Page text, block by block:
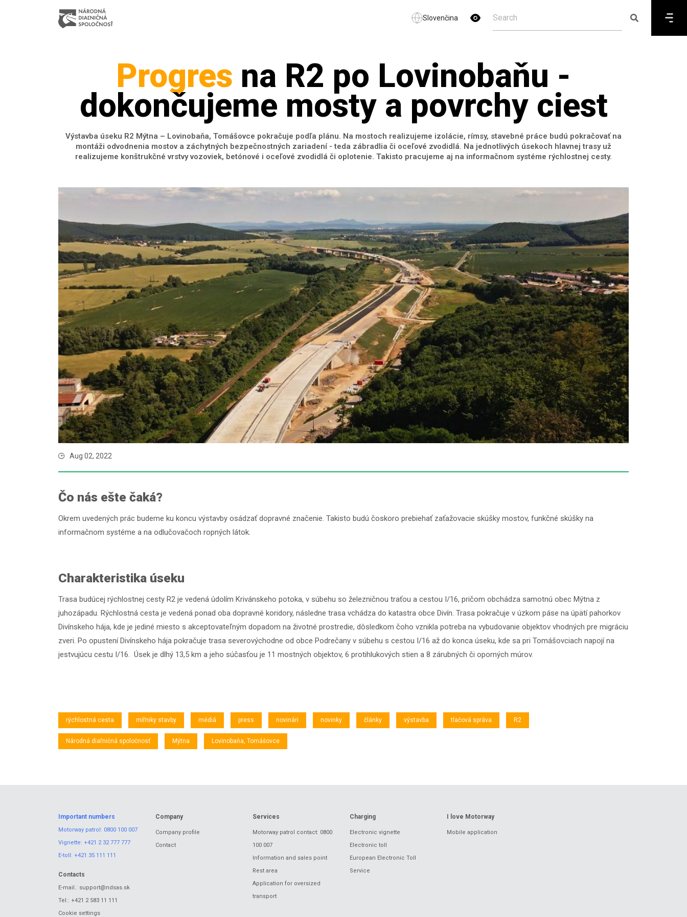
Slovenčina
Progres na R2 po Lovinobaňu -
dokončujeme mosty a povrchy ciest
Výstavba úseku R2 Mýtna – Lovinobaňa, Tomášovce pokračuje podľa plánu. Na mostoch realizujeme izolácie, rímsy, stavebné práce budú pokračovať na
montáži odvodnenia mostov a záchytných bezpečnostných zariadení - teda zábradlia či oceľové zvodidlá. Na jednotlivých úsekoch hlavnej trasy už
realizujeme konštrukčné vrstvy vozoviek, betónové i oceľové zvodidlá či oplotenie. Takisto pracujeme aj na informačnom systéme rýchlostnej cesty.
Aug 02, 2022
Čo nás ešte čaká?
Okrem uvedených prác budeme ku koncu výstavby osádzať dopravné značenie. Takisto budú čoskoro prebiehať zaťažovacie skúšky mostov, funkčné skúšky na
informačnom systéme a na odlučovačoch ropných látok.
Charakteristika úseku
Trasa budúcej rýchlostnej cesty R2 je vedená údolím Krivánskeho potoka, v súbehu so železničnou traťou a cestou I/16, pričom obchádza samotnú obec Mýtna z
juhozápadu. Rýchlostná cesta je vedená ponad oba dopravné koridory, následne trasa vchádza do katastra obce Divín. Trasa pokračuje v úzkom páse na úpätí pahorkov
Divínskeho hája, kde je jediné miesto s akceptovateľným dopadom na životné prostredie, dôsledkom čoho vznikla potreba na vybudovanie objektov vhodných pre migráciu
zveri. Po opustení Divínskeho hája pokračuje trasa severovýchodne od obce Podrečany v súbehu s cestou I/16 až do konca úseku, kde sa pri Tomášovciach napojí na
jestvujúcu cestu I/16. Úsek je dlhý 13,5 km a jeho súčasťou je 11 mostných objektov, 6 protihlukových stien a 8 zárubných či oporných múrov.
rýchlostná cesta míľniky stavby médiá press novinári novinky články výstavba tlačová správa R2
Národná diaľničná spoločnosť Mýtna Lovinobaňa, Tomášovce
Important numbers
Motorway patrol: 0800 100 007
Vignette: +421 2 32 777 777
E-toll: +421 35 111 111
Contacts
E-mail.: support@ndsas.sk
Tel.: +421 2 583 11 111
Cookie settings
Company
Company profile
Contact
Services
Motorway patrol contact: 0800
100 007
Information and sales point
Rest area
Application for oversized
transport
Charging
Electronic vignette
Electronic toll
European Electronic Toll
Service
I love Motorway
Mobile application